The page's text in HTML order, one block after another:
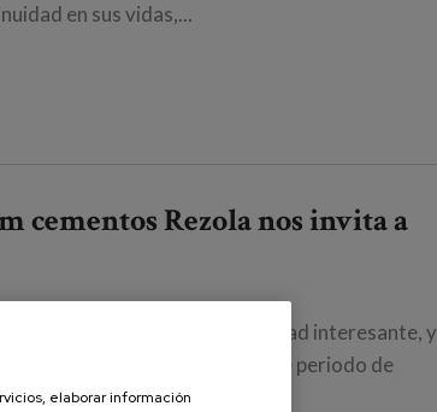
en sus vidas,...
cementos Rezola nos invita a
a participar en una actividad interesante, y
más si cabe tras este periodo de
una salida en grupo,...
elaborar información